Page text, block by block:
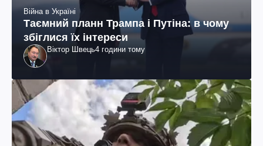
Війна в Україні
Таємний планн Трампа і Путіна: в чому
збіглися їх інтереси
Віктор Швець4 години тому